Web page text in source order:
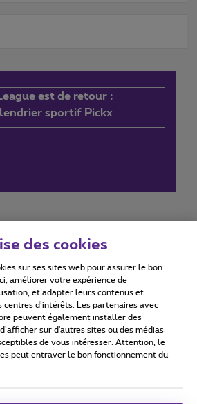
est de retour :
sportif Pickx
Accessibility statement
2026 Proximus
consommateur
des cookies
sur ses sites web pour assurer le bon
améliorer votre expérience de
et adapter leurs contenus et
centres d’intérêts. Les partenaires avec
peuvent également installer des
sur d'autres sites ou des médias
de vous intéresser. Attention, le
peut entraver le bon fonctionnement du